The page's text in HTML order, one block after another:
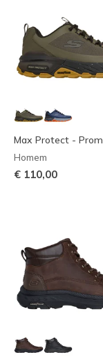
Max Protect -
Homem
€ 110,00